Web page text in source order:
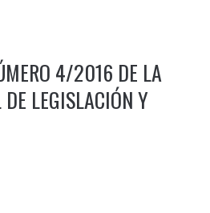
4/2016 DE LA
LEGISLACIÓN Y